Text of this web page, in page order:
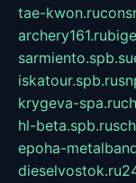
tae-kwon.ru
archery161.ru
sarmiento.spb.su
iskatour.spb.ru
krygeva-spa.ru
hl-beta.spb.ru
epoha-
dieselvostok.ru